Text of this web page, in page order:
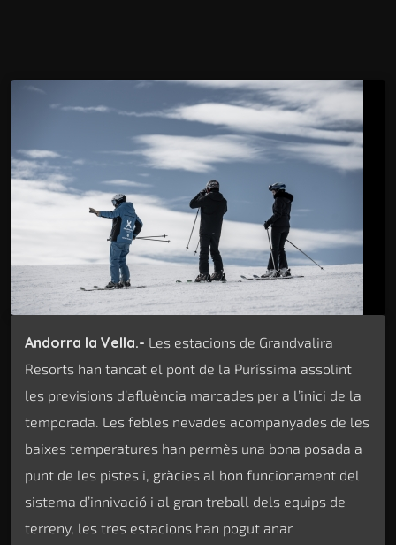
Andorra la Vella.- Les estacions de Grandvalira
Resorts han tancat el pont de la Puríssima assolint
les previsions d’afluència marcades per a l’inici de la
temporada. Les febles nevades acompanyades de les
baixes temperatures han permès una bona posada a
punt de les pistes i, gràcies al bon funcionament del
sistema d’innivació i al gran treball dels equips de
terreny, les tres estacions han pogut anar